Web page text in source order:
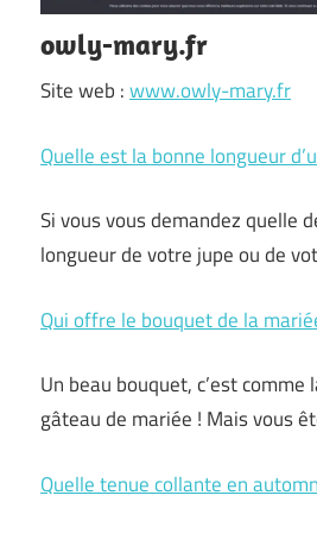
owly-mary.fr
Site web :www.owly-mary.fr
Quelle est la bonne longueur
Si vous vous demandez quelle
longueur de votre jupe ou de
Qui offre le bouquet de la
Un beau bouquet, c’est
gâteau de mariée ! Mais vous
Quelle tenue collante en